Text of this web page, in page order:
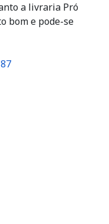
a livraria Pró
bom e pode-se